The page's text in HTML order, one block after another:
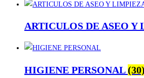
ARTICULOS DE ASEO
HIGIENE PERSONAL(30)